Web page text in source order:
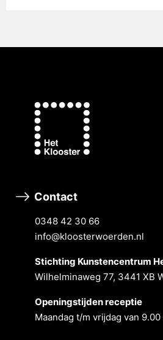
Contact
0348 42 30 66
info@kloosterwoerden.nl
Stichting Kunstencentrum
Wilhelminaweg 77, 3441 XB
Openingstĳden receptie
Maandag t/m vrĳdag van 9.00